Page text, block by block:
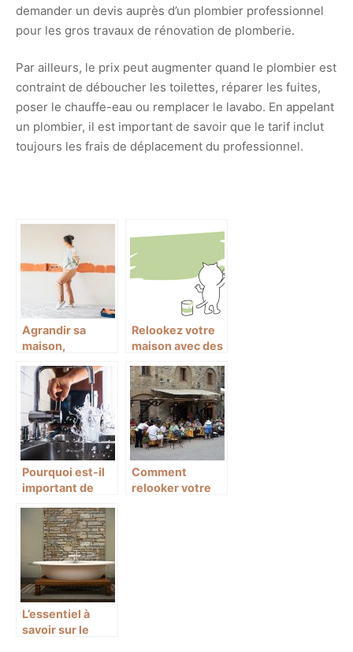
demander un devis auprès d’un plombier professionnel
pour les gros travaux de rénovation de plomberie.
Par ailleurs, le prix peut augmenter quand le plombier est
contraint de déboucher les toilettes, réparer les fuites,
poser le chauffe-eau ou remplacer le lavabo. En appelant
un plombier, il est important de savoir que le tarif inclut
toujours les frais de déplacement du professionnel.
Agrandir sa
maison,
Relookez votre
maison avec des
tendance
Pourquoi est-il
important de
plombier pour
les travaux dans
la salle de bain ?
Comment
relooker votre
L’essentiel à
savoir sur le